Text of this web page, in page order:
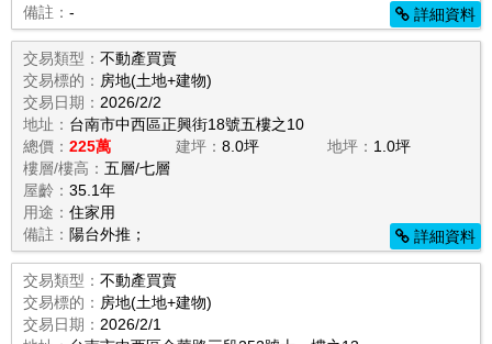
備註： - 詳細資料
交易類型： 不動產買賣
交易標的： 房地(土地+建物)
交易日期： 2026/2/2
地址： 台南市中西區正興街18號五樓之10
總價： 225萬 建坪： 8.0坪 地坪： 1.0坪
樓層/樓高： 五層/七層
屋齡： 35.1年
用途： 住家用
備註： 陽台外推； 詳細資料
交易類型： 不動產買賣
交易標的： 房地(土地+建物)
交易日期： 2026/2/1